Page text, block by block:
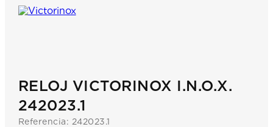
RELOJ VICTORINOX I.N.O.X.
242023.1
Referencia: 242023.1